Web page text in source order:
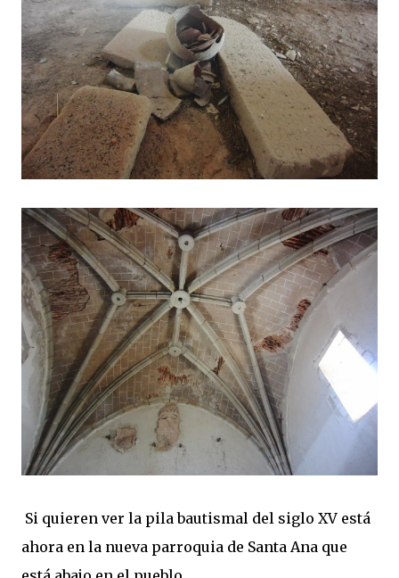
Si quieren ver la pila bautismal del siglo XV está
ahora en la nueva parroquia de Santa Ana que